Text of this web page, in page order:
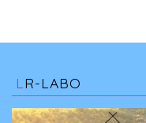
LR-LABO